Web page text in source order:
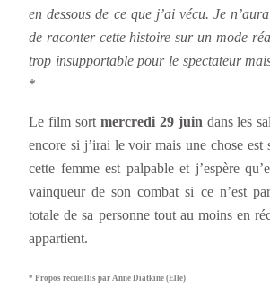
en dessous de ce que j’ai vécu. Je
de raconter cette histoire sur un mode
trop insupportable pour le spectateur
*
Le film sort mercredi 29 juindans les
encore si j’irai le voir mais une chose est
cette femme est palpable et j’espère
vainqueur de son combat si ce n’est
totale de sa personne tout au moins en
appartient.
* Propos recueillis par Anne Diatkine (Elle)